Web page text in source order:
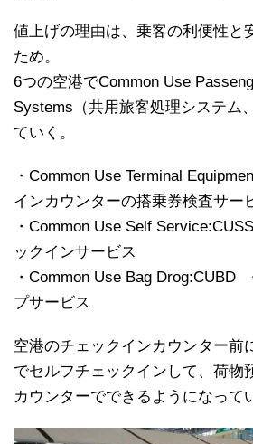
値上げの理由は、乗客の利便性と
ため。
6つの空港でCommon Use
Systems（共用旅客処理システム
ていく。
・Common Use Terminal
インカウンターの搭乗券検査サー
・Common Use Self
ックインサービス
・Common Use Bag Drog:CUBD
プサービス
空港のチェックインカウンター前
でセルフチェックインして、荷物
カウンターでできるようになって